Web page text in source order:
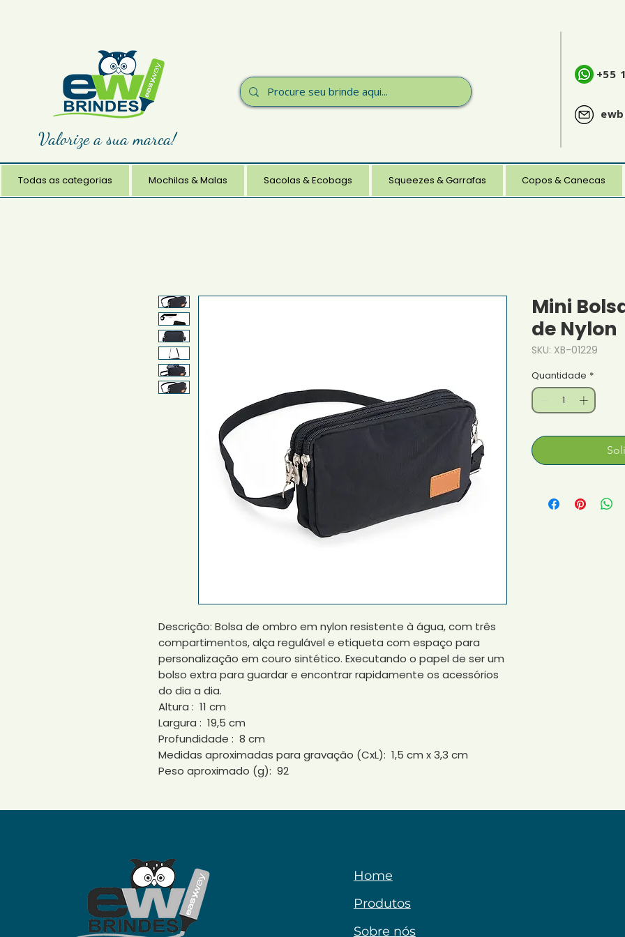
Valorize a sua marca!
+55
Todas as categorias Mochilas & Malas Sacolas & Ecobags Squeezes & Garrafas Copos & Canecas
Descrição: Bolsa de ombro em nylon resistente à água, com três
compartimentos, alça regulável e etiqueta com espaço para
personalização em couro sintético. Executando o papel de ser um
bolso extra para guardar e encontrar rapidamente os acessórios
do dia a dia.
Altura : 11 cm
Largura : 19,5 cm
Profundidade : 8 cm
Medidas aproximadas para gravação (CxL): 1,5 cm x 3,3 cm
Peso aproximado (g): 92
Mini
de Nylon
SKU: XB-01229
Quantidade *
Home
Produtos
Sobre nós